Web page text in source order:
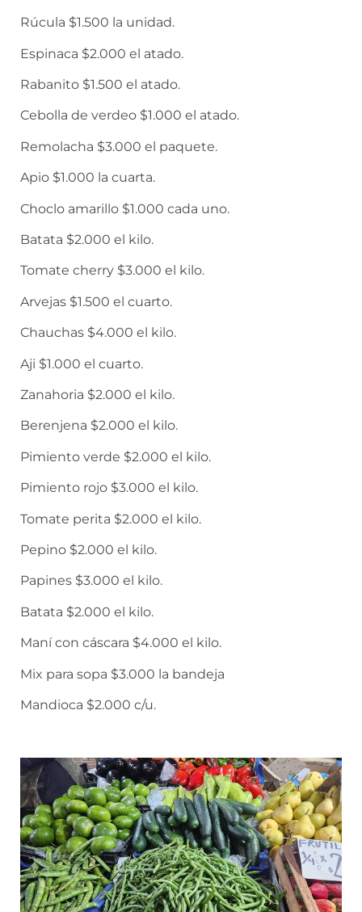
Rúcula $1.500 la unidad.
Espinaca $2.000 el atado.
Rabanito $1.500 el atado.
Cebolla de verdeo $1.000 el atado.
Remolacha $3.000 el paquete.
Apio $1.000 la cuarta.
Choclo amarillo $1.000 cada uno.
Batata $2.000 el kilo.
Tomate cherry $3.000 el kilo.
Arvejas $1.500 el cuarto.
Chauchas $4.000 el kilo.
Aji $1.000 el cuarto.
Zanahoria $2.000 el kilo.
Berenjena $2.000 el kilo.
Pimiento verde $2.000 el kilo.
Pimiento rojo $3.000 el kilo.
Tomate perita $2.000 el kilo.
Pepino $2.000 el kilo.
Papines $3.000 el kilo.
Batata $2.000 el kilo.
Maní con cáscara $4.000 el kilo.
Mix para sopa $3.000 la bandeja
Mandioca $2.000 c/u.